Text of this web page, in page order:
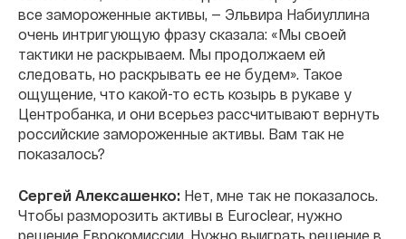
все замороженные активы, — Эльвира Набиуллина
очень интригующую фразу сказала: «Мы своей
тактики не раскрываем. Мы продолжаем ей
следовать, но раскрывать ее не будем». Такое
ощущение, что какой-то есть козырь в рукаве у
Центробанка, и они всерьез рассчитывают вернуть
российские замороженные активы. Вам так не
показалось?
Сергей Алексашенко: Нет, мне так не показалось.
Чтобы разморозить активы в Euroclear, нужно
решение Еврокомиссии. Нужно выиграть решение в